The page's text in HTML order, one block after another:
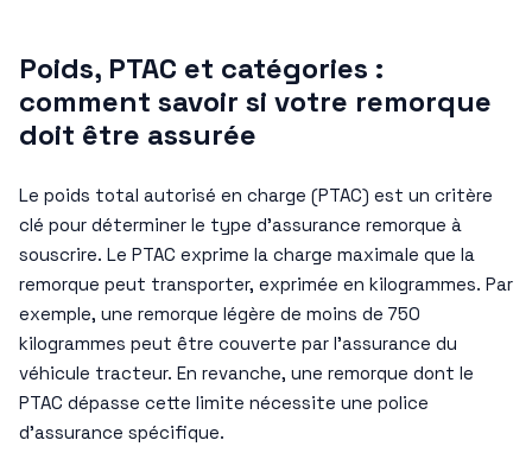
Poids, PTAC et catégories :
comment savoir si votre remorque
doit être assurée
Le poids total autorisé en charge (PTAC) est un critère
clé pour déterminer le type d’assurance remorque à
souscrire. Le PTAC exprime la charge maximale que la
remorque peut transporter, exprimée en kilogrammes. Par
exemple, une remorque légère de moins de 750
kilogrammes peut être couverte par l’assurance du
véhicule tracteur. En revanche, une remorque dont le
PTAC dépasse cette limite nécessite une police
d’assurance spécifique.